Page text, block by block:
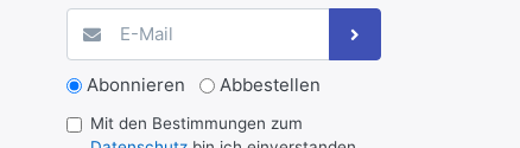
Abonnieren Abbestellen
Mit den Bestimmungen zum